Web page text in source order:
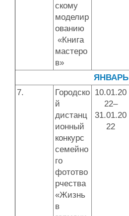
скому
моделир
ованию
«Книга
мастеро
в»
ЯНВАРЬ
7.
Городско
й
дистанц
ионный
конкурс
семейно
го
фототво
рчества
«Жизнь
в
10.01.20
22–
31.01.20
22